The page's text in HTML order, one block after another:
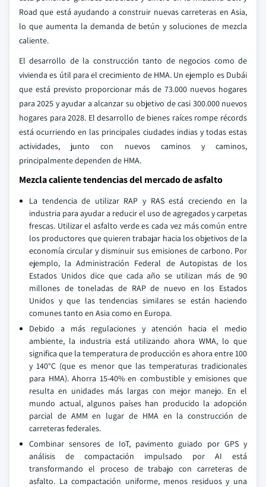
Road que está ayudando a construir nuevas carreteras en Asia,
lo que aumenta la demanda de betún y soluciones de mezcla
caliente.
El desarrollo de la construcción tanto de negocios como de
vivienda es útil para el crecimiento de HMA. Un ejemplo es Dubái
que está previsto proporcionar más de 73.000 nuevos hogares
para 2025 y ayudar a alcanzar su objetivo de casi 300.000 nuevos
hogares para 2028. El desarrollo de bienes raíces rompe récords
está ocurriendo en las principales ciudades indias y todas estas
actividades, junto con nuevos caminos y caminos,
principalmente dependen de HMA.
Mezcla caliente tendencias del mercado de asfalto
La tendencia de utilizar RAP y RAS está creciendo en la
industria para ayudar a reducir el uso de agregados y carpetas
frescas. Utilizar el asfalto verde es cada vez más común entre
los productores que quieren trabajar hacia los objetivos de la
economía circular y disminuir sus emisiones de carbono. Por
ejemplo, la Administración Federal de Autopistas de los
Estados Unidos dice que cada año se utilizan más de 90
millones de toneladas de RAP de nuevo en los Estados
Unidos y que las tendencias similares se están haciendo
comunes tanto en Asia como en Europa.
Debido a más regulaciones y atención hacia el medio
ambiente, la industria está utilizando ahora WMA, lo que
significa que la temperatura de producción es ahora entre 100
y 140°C (que es menor que las temperaturas tradicionales
para HMA). Ahorra 15-40% en combustible y emisiones que
resulta en unidades más largas con mejor manejo. En el
mundo actual, algunos países han producido la adopción
parcial de AMM en lugar de HMA en la construcción de
carreteras federales.
Combinar sensores de IoT, pavimento guiado por GPS y
análisis de compactación impulsado por AI está
transformando el proceso de trabajo con carreteras de
asfalto. La compactación uniforme, menos residuos y una